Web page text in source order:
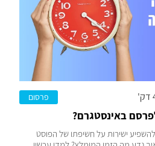
פרסום
באינסטגרם?
ישירות על חשיפתו של הפוסט